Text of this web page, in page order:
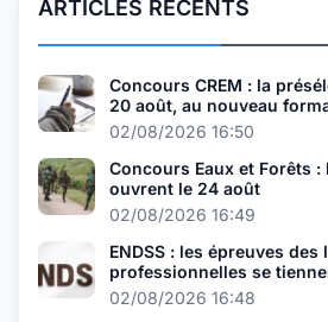
ARTICLES RÉCENTS
Concours CREM : la
20 août, au nouveau
02/08/2026 16:50
Concours Eaux et Forêts
ouvrent le 24 août
02/08/2026 16:49
ENDSS : les épreuves des
professionnelles se
août
02/08/2026 16:48